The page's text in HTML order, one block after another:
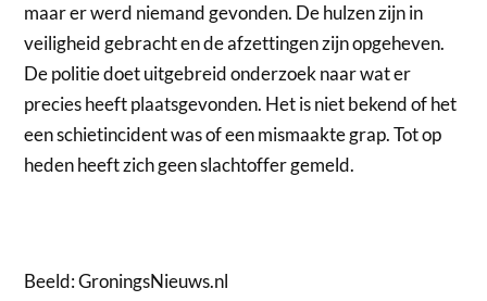
maar er werd niemand gevonden. De hulzen zijn in
veiligheid gebracht en de afzettingen zijn opgeheven.
De politie doet uitgebreid onderzoek naar wat er
precies heeft plaatsgevonden. Het is niet bekend of het
een schietincident was of een mismaakte grap. Tot op
heden heeft zich geen slachtoffer gemeld.
Beeld: GroningsNieuws.nl